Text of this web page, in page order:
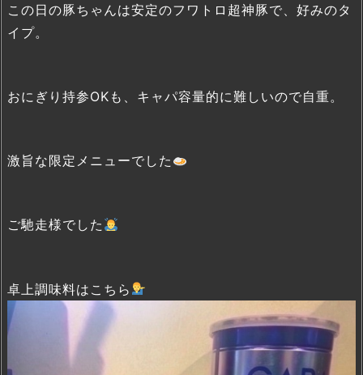
この日の豚ちゃんは安定のフワトロ超神豚で、好みのタ
イプ。
おにぎり持参OKも、キャパ容量的に難しいので自重。
激旨な限定メニューでした
ご馳走様でした
卓上調味料はこちら